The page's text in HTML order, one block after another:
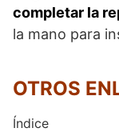
completar la
la mano para
OTROS
Índice